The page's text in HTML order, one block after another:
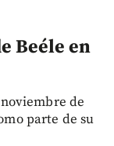
Beéle en
de
parte de su